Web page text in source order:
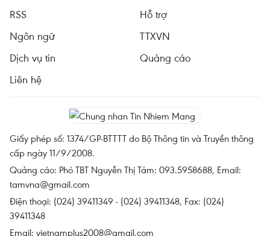
RSS
Hỗ trợ
Ngôn ngữ
TTXVN
Dịch vụ tin
Quảng cáo
Liên hệ
Giấy phép số: 1374/GP-BTTTT do Bộ Thông tin và Truyền thông
cấp ngày 11/9/2008.
Quảng cáo: Phó TBT Nguyễn Thị Tám: 093.5958688, Email:
tamvna@gmail.com
Điện thoại: (024) 39411349 - (024) 39411348, Fax: (024)
39411348
Email: vietnamplus2008@gmail.com